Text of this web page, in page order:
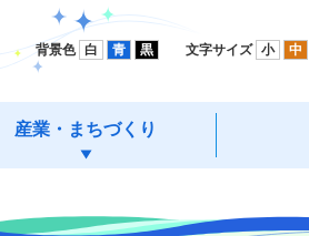
産業・まちづくり
背景色 白 青 黒 文字サイズ 小 中